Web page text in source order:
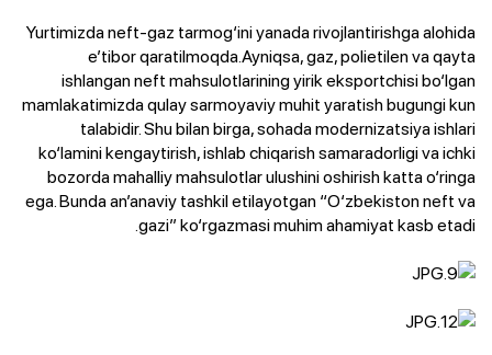
Yurtimizda neft-gaz tarmog‘ini yanada rivojlantirishga alohida
e’tibor qaratilmoqda.Ayniqsa, gaz, polietilen va qayta
ishlangan neft mahsulotlarining yirik eksportchisi bo‘lgan
mamlakatimizda qulay sarmoyaviy muhit yaratish bugungi kun
talabidir. Shu bilan birga, sohada modernizatsiya ishlari
ko‘lamini kengaytirish, ishlab chiqarish samaradorligi va ichki
bozorda mahalliy mahsulotlar ulushini oshirish katta o‘ringa
ega. Bunda an’anaviy tashkil etilayotgan “O‘zbekiston neft va
gazi” ko‘rgazmasi muhim ahamiyat kasb etadi.